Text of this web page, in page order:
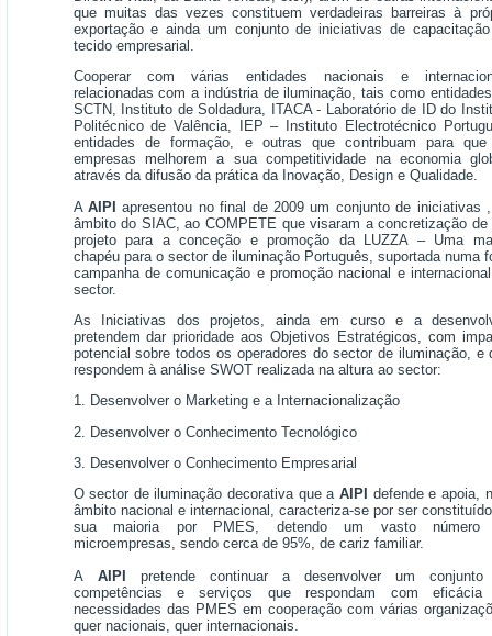
que muitas das vezes constituem verdadeiras barreiras à
exportação e ainda um conjunto de iniciativas de
tecido empresarial.
Cooperar com várias entidades nacionais e
relacionadas com a indústria de iluminação, tais como
SCTN, Instituto de Soldadura, ITACA - Laboratório de ID do
Politécnico de Valência, IEP – Instituto Electrotécnico
entidades de formação, e outras que contribuam para
empresas melhorem a sua competitividade na economia
através da difusão da prática da Inovação, Design e Qualidade.
A AIPI apresentou no final de 2009 um conjunto de iniciativas
âmbito do SIAC, ao COMPETE que visaram a concretização de
projeto para a conceção e promoção da LUZZA – Uma
chapéu para o sector de iluminação Português, suportada numa
campanha de comunicação e promoção nacional e
sector.
As Iniciativas dos projetos, ainda em curso e a
pretendem dar prioridade aos Objetivos Estratégicos, com
potencial sobre todos os operadores do sector de iluminação, e
respondem à análise SWOT realizada na altura ao sector:
1. Desenvolver o Marketing e a Internacionalização
2. Desenvolver o Conhecimento Tecnológico
3. Desenvolver o Conhecimento Empresarial
O sector de iluminação decorativa que a AIPI defende e apoia,
âmbito nacional e internacional, caracteriza-se por ser
sua maioria por PMES, detendo um vasto número
microempresas, sendo cerca de 95%, de cariz familiar.
AAIPI
pretende continuar a desenvolver um conjunto
competências e serviços que respondam com eficácia
necessidades das PMES em cooperação com várias
quer nacionais, quer internacionais.